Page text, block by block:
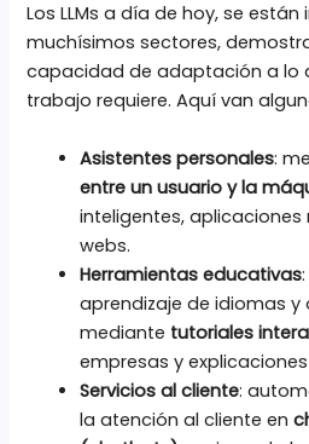
Los LLMs a día de hoy, se
muchísimos sectores,
capacidad de adaptación a lo
trabajo requiere. Aquí van
Asistentes personales:
entre un usuario y la
inteligentes,
webs.
Herramientas educativas
aprendizaje de idiomas
mediante tutoriales
empresas y
Servicios al cliente:
la atención al cliente en